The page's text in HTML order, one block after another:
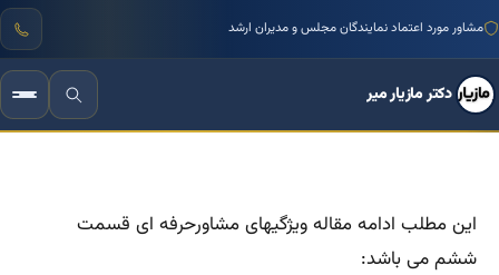
منتور بیش از ۱۰۰۰ کسب‌وکار ایرانی
دکتر مازیار میر
این مطلب ادامه مقاله ویژگیهای مشاورحرفه ای قسمت
ششم می باشد: